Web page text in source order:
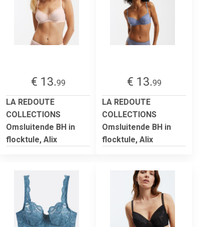
€ 13.99
LA REDOUTE
COLLECTIONS
Omsluitende BH in
flocktule, Alix
€ 13.99
LA REDOUTE
COLLECTIONS
Omsluitende BH in
flocktule, Alix